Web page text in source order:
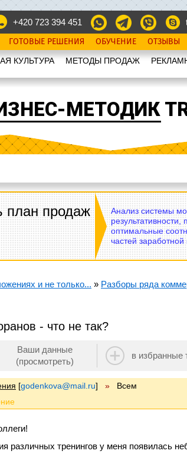
+420 723 394 451
ГОТОВЫЕ РЕШЕНИЯ ОБУЧЕНИЕ ОТЗЫВЫ
КУЛЬТУРА МЕТОДЫ ПРОДАЖ
МЕТОДИК
план продаж
Анализ системы
оптимальные
частей
и не только... » Разборы ряда
- что не так?
Ваши данные
(просмотреть)
в избранные
[godenkova@mail.ru] » Всем
различных тренингов у меня появилась